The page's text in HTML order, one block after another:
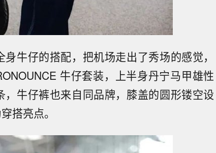
牛仔的搭配，把机场走出了秀场的感觉，
牛仔套装，上半身丹宁马甲雄性
牛仔裤也来自同品牌，膝盖的圆形镂空设
搭亮点。